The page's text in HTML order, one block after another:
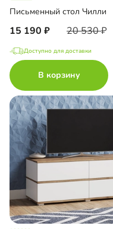
Письменный стол Чилли
15 190 20 530
Доступно для доставки
В корзину